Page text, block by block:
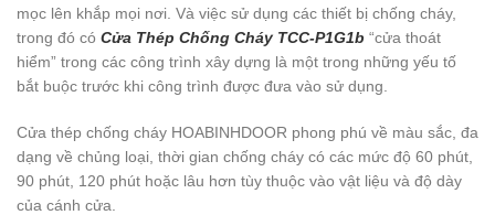
mọc lên khắp mọi nơi. Và việc sử dụng các thiết bị chống cháy,
trong đó có Cửa Thép Chống Cháy TCC-P1G1b “cửa thoát
hiểm” trong các công trình xây dựng là một trong những yếu tố
bắt buộc trước khi công trình được đưa vào sử dụng.
Cửa thép chống cháy HOABINHDOOR phong phú về màu sắc, đa
dạng về chủng loại, thời gian chống cháy có các mức độ 60 phút,
90 phút, 120 phút hoặc lâu hơn tùy thuộc vào vật liệu và độ dày
của cánh cửa.